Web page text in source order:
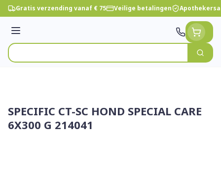
Ga naar de inhoud
Gratis verzending vanaf € 75 Veilige betalingen
Menu
Product, merk, categorie...
Zoek
SPECIFIC CT-SC HOND SPECIAL CARE
6X300 G 214041